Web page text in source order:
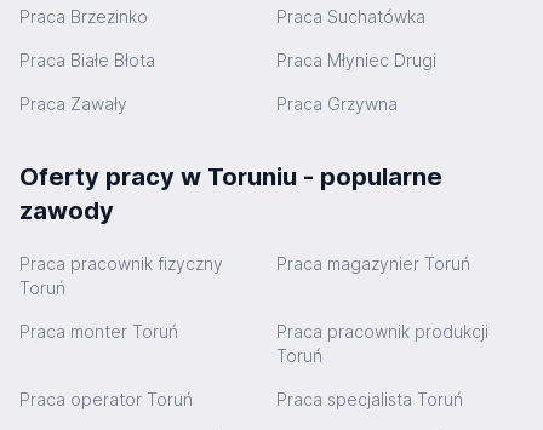
Praca Brzezinko Praca Suchatówka
Praca Białe Błota Praca Młyniec Drugi
Praca Zawały Praca Grzywna
Oferty pracy w Toruniu - popularne
zawody
Praca pracownik fizyczny
Toruń
Praca magazynier Toruń
Praca monter Toruń
Praca pracownik produkcji
Toruń
Praca operator Toruń Praca specjalista Toruń